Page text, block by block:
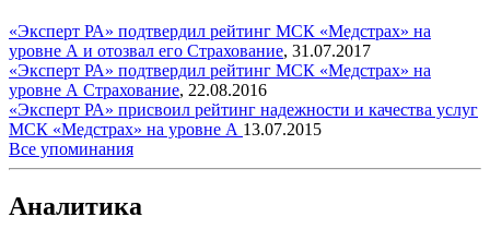
«Эксперт РА» подтвердил рейтинг МСК «Медстрах» на
уровне А и отозвал его Страхование, 31.07.2017
«Эксперт РА» подтвердил рейтинг МСК «Медстрах» на
уровне А Страхование, 22.08.2016
«Эксперт РА» присвоил рейтинг надежности и качества услуг
МСК «Медстрах» на уровне А 13.07.2015
Все упоминания
Аналитика